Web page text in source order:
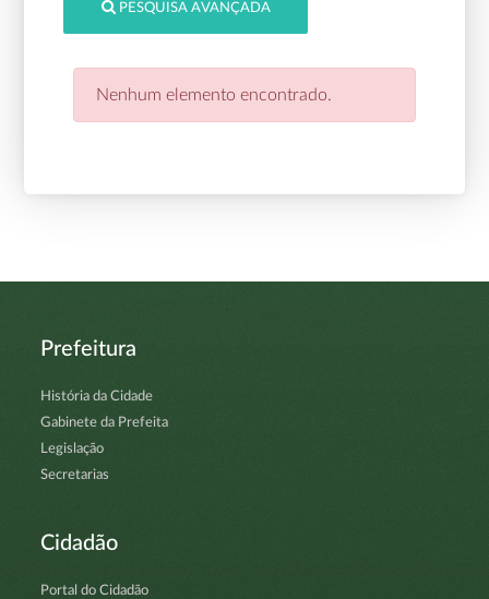
PESQUISA AVANÇADA
Nenhum elemento encontrado.
Prefeitura
História da Cidade
Gabinete da Prefeita
Legislação
Secretarias
Cidadão
Portal do Cidadão